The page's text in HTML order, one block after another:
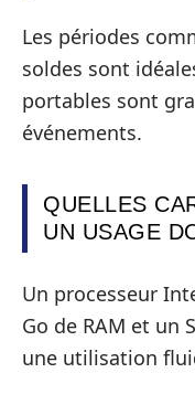
Les périodes
soldes sont
portables sont
événements.
QUELLES
UN USAGE
Un processeur
Go de RAM et un
une utilisation